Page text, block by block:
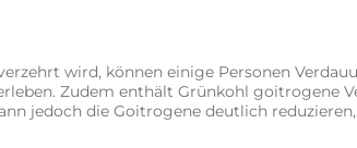
wird, können einige Personen
Zudem enthält Grünkohl goitrogene
jedoch die Goitrogene deutlich